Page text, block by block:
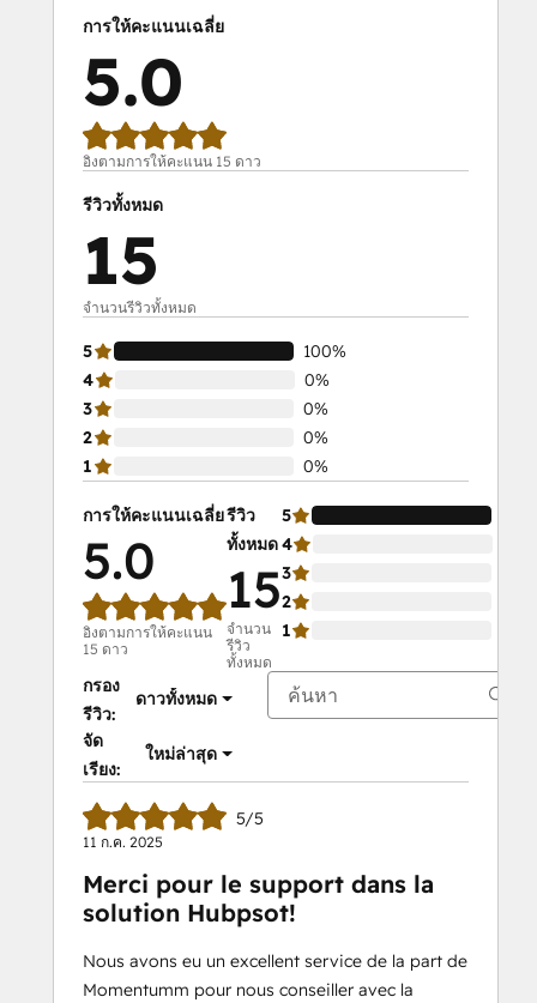
การให้คะแนนเฉลี่ย
5.0
อิงตามการให้คะแนน 15 ดาว
รีวิวทั้งหมด
15
จำนวนรีวิวทั้งหมด
5
100%
4
0%
3
0%
2
0%
1
0%
การให้คะแนนเฉลี่ย
5.0
อิงตามการให้คะแนน
15 ดาว
รีวิว
ทั้งหมด
15
จำนวน
รีวิว
ทั้งหมด
5
4
3
2
1
กรอง
รีวิว:
ดาวทั้งหมด
จัด
เรียง:
ใหม่ล่าสุด
5/5
11 ก.ค. 2025
Merci pour le support dans la
solution Hubpsot!
Nous avons eu un excellent service de la part de
Momentumm pour nous conseiller avec la